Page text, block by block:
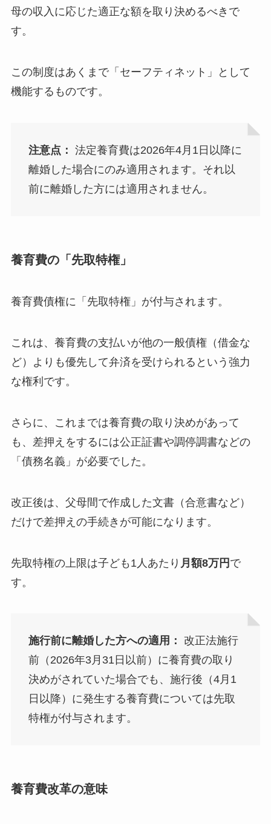
母の収入に応じた適正な額を取り決めるべきで
す。
この制度はあくまで「セーフティネット」として
機能するものです。
注意点： 法定養育費は2026年4月1日以降に
離婚した場合にのみ適用されます。それ以
前に離婚した方には適用されません。
養育費の「先取特権」
養育費債権に「先取特権」が付与されます。
これは、養育費の支払いが他の一般債権（借金な
ど）よりも優先して弁済を受けられるという強力
な権利です。
さらに、これまでは養育費の取り決めがあって
も、差押えをするには公正証書や調停調書などの
「債務名義」が必要でした。
改正後は、父母間で作成した文書（合意書など）
だけで差押えの手続きが可能になります。
先取特権の上限は子ども1人あたり 月額8万円 で
す。
施行前に離婚した方への適用： 改正法施行
前（2026年3月31日以前）に養育費の取り
決めがされていた場合でも、施行後（4月1
日以降）に発生する養育費については先取
特権が付与されます。
養育費改革の意味